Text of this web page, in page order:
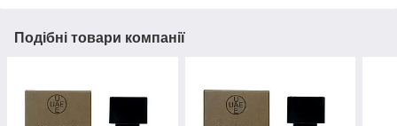
Подібні товари компанії